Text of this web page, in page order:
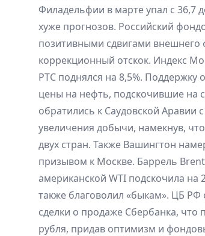
Филадельфии в марте упал с 36,7
хуже прогнозов. Российский
позитивными сдвигами
коррекционный отскок. Индекс
РТС поднялся на 8,5%. Поддержку
цены на нефть, подскочившие
обратились к Саудовской Аравии
увеличения добычи, намекнув,
двух стран. Также Вашингтон
призывом к Москве. Баррель
американской WTI подскочила на
также благоволил «быкам». ЦБ
сделки о продаже Сбербанка, что
рубля, придав оптимизм и